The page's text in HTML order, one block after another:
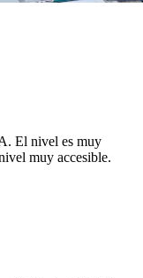
El nivel es muy
muy accesible.